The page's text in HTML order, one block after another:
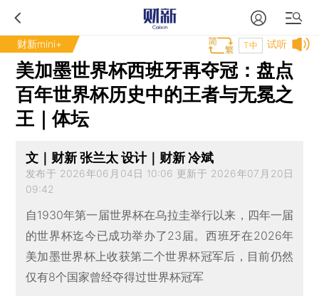
财新mini+ 试听
T中
美加墨世界杯西班牙再夺冠：盘点
百年世界杯历史中的王者与无冕之
王｜体坛
文｜财新 张兰太 设计｜财新 冷斌
发布于 2026年06月04日 10:06 更新于 2026年07月20日
09:42
自1930年第一届世界杯在乌拉圭举行以来，四年一届
的世界杯迄今已成功举办了23届。西班牙在2026年
美加墨世界杯上收获第二个世界杯冠军后，目前仍然
仅有8个国家曾经夺得过世界杯冠军